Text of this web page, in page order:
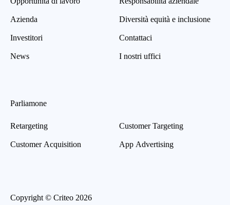
Azienda
Investitori
News
Diversità equità e inclusione
Contattaci
I nostri uffici
Parliamone
Retargeting
Customer Acquisition
Customer Targeting
App Advertising
Copyright © Criteo 2026